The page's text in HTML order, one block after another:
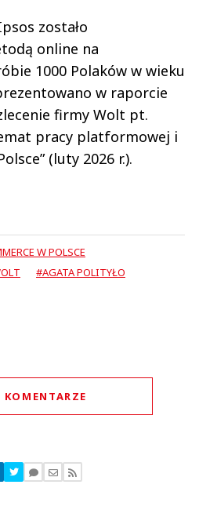
zostało
online na
1000 Polaków w wieku
w raporcie
firmy Wolt pt.
pracy platformowej i
(luty 2026 r.).
W POLSCE
#AGATA POLITYŁO
KOMENTARZE
komentarzy
komentarze